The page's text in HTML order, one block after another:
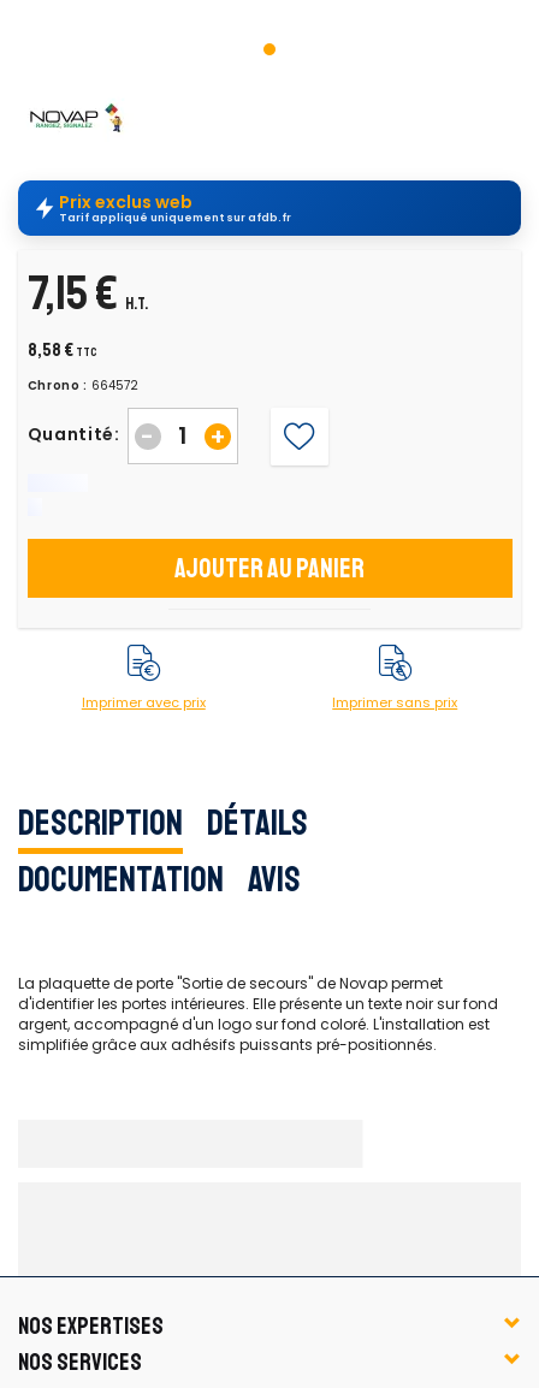
Prix exclus web
Tarif appliqué uniquement sur afdb.fr
7,15 € H.T.
8,58 € TTC
Chrono : 664572
Quantité: +
-
Ajouter au panier
Imprimer avec prix Imprimer sans prix
Description Détails
Documentation Avis
La plaquette de porte ''Sortie de secours'' de Novap permet
d'identifier les portes intérieures. Elle présente un texte noir sur fond
argent, accompagné d'un logo sur fond coloré. L'installation est
simplifiée grâce aux adhésifs puissants pré-positionnés.
NOS EXPERTISES
NOS SERVICES